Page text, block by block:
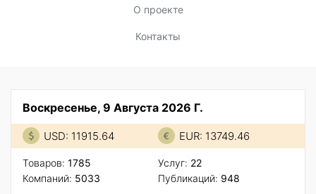
О проекте
Контакты
Воскресенье, 9 Августа 2026 Г.
USD: 11915.64 EUR: 13749.46
Товаров: 1785
Компаний: 5033
Услуг: 22
Публикаций: 948